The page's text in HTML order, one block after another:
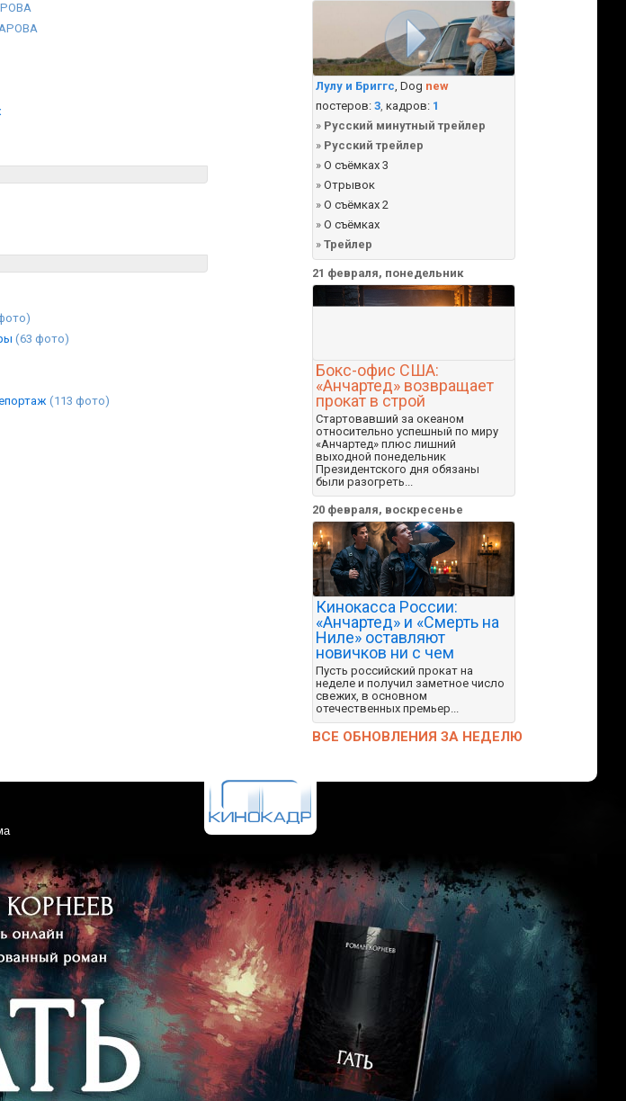
(63 фото)
(113 фото)
Лулу и Бриггс, Dog new
постеров: 3, кадров: 1
» Русский минутный трейлер
» Русский трейлер
» О съёмках 3
» Отрывок
» О съёмках 2
» О съёмках
» Трейлер
21 февраля, понедельник
Бокс-офис США:
«Анчартед» возвращает
прокат в строй
Стартовавший за океаном
относительно успешный по миру
«Анчартед» плюс лишний
выходной понедельник
Президентского дня обязаны
были разогреть...
20 февраля, воскресенье
Кинокасса России:
«Анчартед» и «Смерть на
Ниле» оставляют
новичков ни с чем
Пусть российский прокат на
неделе и получил заметное число
свежих, в основном
отечественных премьер...
ВСЕ ОБНОВЛЕНИЯ ЗА НЕДЕЛЮ